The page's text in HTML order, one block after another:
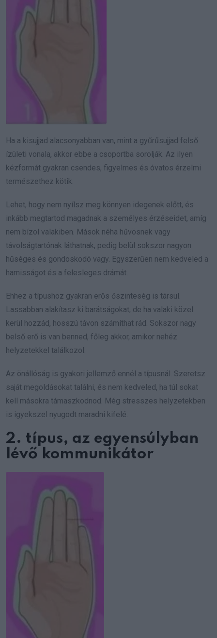
Ha a kisujjad alacsonyabban van, mint a gyűrűsujjad felső
ízületi vonala, akkor ebbe a csoportba sorolják. Az ilyen
kézformát gyakran csendes, figyelmes és óvatos érzelmi
természethez kötik.
Lehet, hogy nem nyílsz meg könnyen idegenek előtt, és
inkább megtartod magadnak a személyes érzéseidet, amíg
nem bízol valakiben. Mások néha hűvösnek vagy
távolságtartónak láthatnak, pedig belül sokszor nagyon
hűséges és gondoskodó vagy. Egyszerűen nem kedveled a
hamisságot és a felesleges drámát.
Ehhez a típushoz gyakran erős őszinteség is társul.
Lassabban alakítasz ki barátságokat, de ha valaki közel
kerül hozzád, hosszú távon számíthat rád. Sokszor nagy
belső erő is van benned, főleg akkor, amikor nehéz
helyzetekkel találkozol.
Az önállóság is gyakori jellemző ennél a típusnál. Szeretsz
saját megoldásokat találni, és nem kedveled, ha túl sokat
kell másokra támaszkodnod. Még stresszes helyzetekben
is igyekszel nyugodt maradni kifelé.
2. típus, az egyensúlyban
lévő kommunikátor